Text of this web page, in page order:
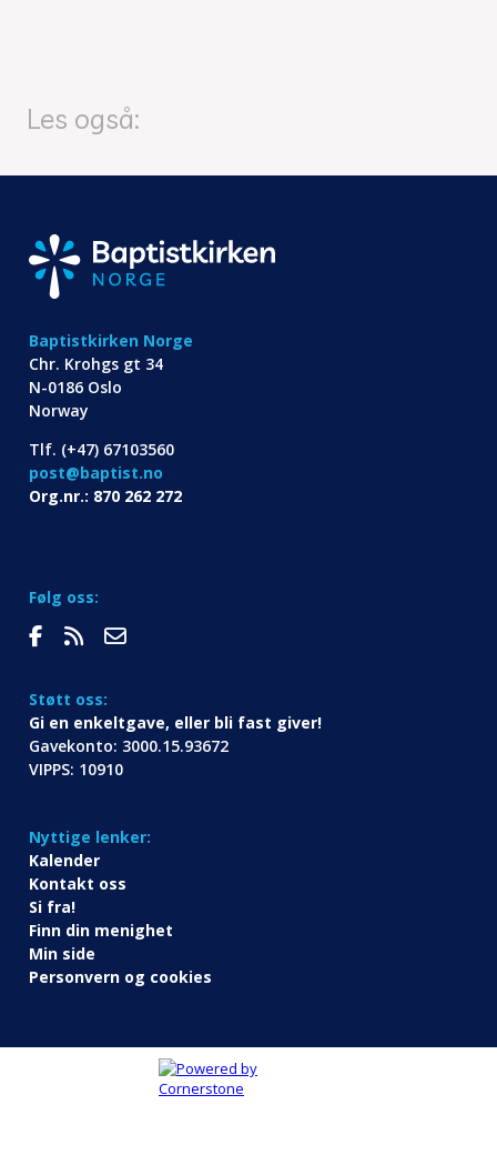
Les også:
Baptistkirken Norge
Chr. Krohgs gt 34
N-0186 Oslo
Norway
Tlf. (+47) 67103560
post@baptist.no
Org.nr.: 870 262 272
Følg oss:
Støtt oss:
Gi en enkeltgave, eller bli fast giver!
Gavekonto: 3000.15.93672
VIPPS: 10910
Nyttige lenker:
Kalender
Kontakt oss
Si fra!
Finn din menighet
Min side
Personvern og cookies